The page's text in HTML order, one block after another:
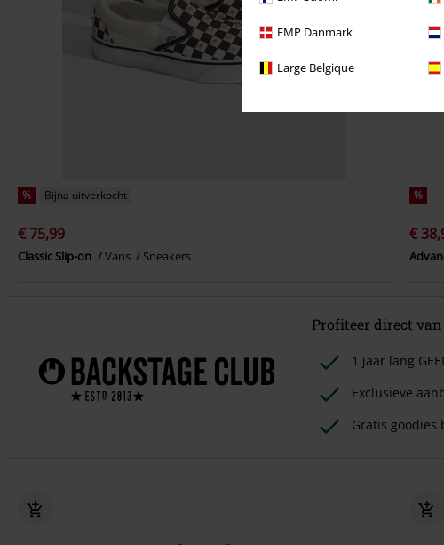
EMP Danmark
Large Belgique
% Bijna uitverkocht
€ 75,99
Classic Slip-on Vans Sneakers
%
€
Profiteer direct van
1 jaar lang
Exclusieve
Gratis goodies